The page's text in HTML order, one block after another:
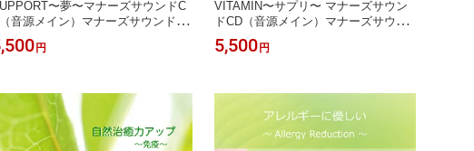
〜夢〜マナーズサウンドC
音源メイン）マナーズサウンド 音
振動療法 音響療法 サイマティクス
ナーズ 特殊音響
円
VITAMIN〜サプリ〜 マナーズサウン
ドCD（音源メイン）マナーズサウン
ド 音響振動療法 音響療法 サイマティ
クス マナーズ 特殊音響
5,500 円